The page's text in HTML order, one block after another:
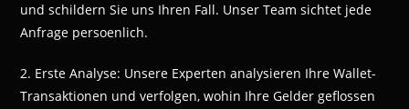
und schildern Sie uns Ihren Fall. Unser Team sichtet jede
Anfrage persoenlich.
2. Erste Analyse: Unsere Experten analysieren Ihre Wallet-
Transaktionen und verfolgen, wohin Ihre Gelder geflossen